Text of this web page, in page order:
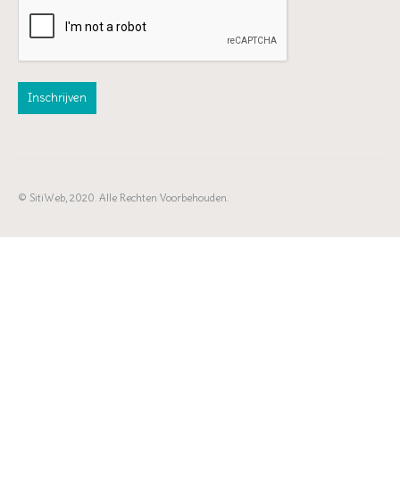
© SitiWeb, 2020. Alle Rechten Voorbehouden.